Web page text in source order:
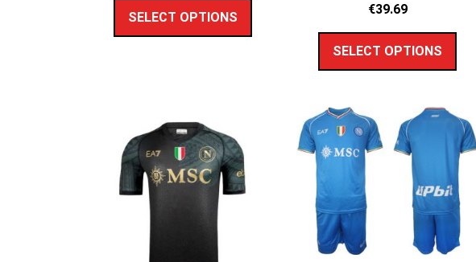
SELECT OPTIONS
€39.69
SELECT OPTIONS